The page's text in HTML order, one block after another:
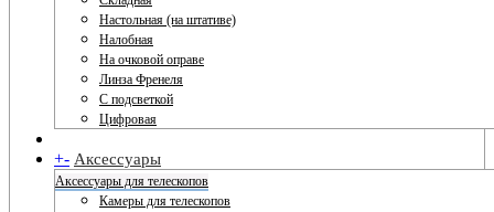
Настольная (на штативе)
Налобная
На очковой оправе
Линза Френеля
С подсветкой
Цифровая
+- Аксессуары
Аксессуары для телескопов
Камеры для телескопов